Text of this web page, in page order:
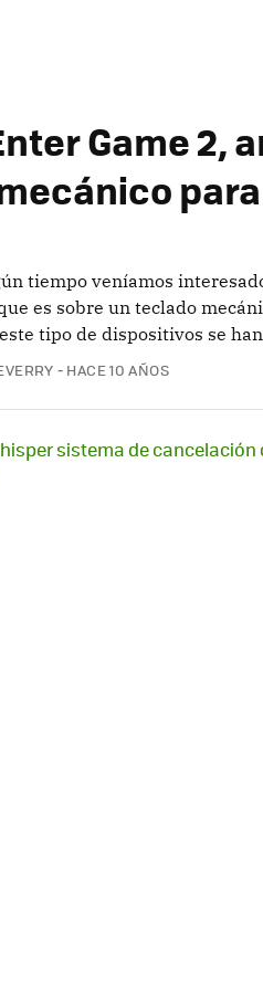
Game
tiempo veníamos
es sobre un teclado
tipo de dispositivos se
HACE 10 AÑOS